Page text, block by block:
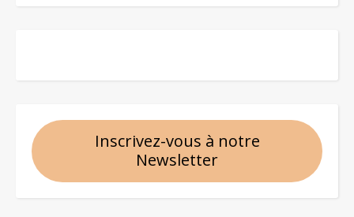
Inscrivez-vous à notre
Newsletter